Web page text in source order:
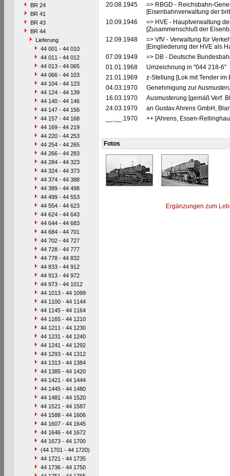
BR 24
BR 41
BR 43
BR 44
Lieferung
44 001 - 44 010
44 011 - 44 012
44 013 - 44 065
44 066 - 44 103
44 104 - 44 123
44 124 - 44 139
44 140 - 44 146
44 147 - 44 156
44 157 - 44 168
44 169 - 44 219
44 220 - 44 253
44 254 - 44 265
44 266 - 44 283
44 284 - 44 323
44 324 - 44 373
44 374 - 44 388
44 389 - 44 498
44 499 - 44 553
44 554 - 44 623
44 624 - 44 643
44 644 - 44 683
44 684 - 44 701
44 702 - 44 727
44 728 - 44 777
44 778 - 44 832
44 833 - 44 912
44 913 - 44 972
44 973 - 44 1012
44 1013 - 44 1099
44 1100 - 44 1144
44 1145 - 44 1164
44 1165 - 44 1210
44 1211 - 44 1230
44 1231 - 44 1240
44 1241 - 44 1292
44 1293 - 44 1312
44 1313 - 44 1384
44 1385 - 44 1420
44 1421 - 44 1444
44 1445 - 44 1480
44 1481 - 44 1520
44 1521 - 44 1587
44 1588 - 44 1606
44 1607 - 44 1645
44 1646 - 44 1672
44 1673 - 44 1700
(44 1701 - 44 1720)
44 1721 - 44 1735
44 1736 - 44 1750
20.08.1945
=> RBGD - Reichsbahn-
[Eisenbahnverwaltung der
10.09.1946
=> HVE - Hauptverwaltung
[Zusammenschluß der
12.09.1948
=> VfV - Verwaltung für
[Eingliederung der HVE als
07.09.1949
=> DB - Deutsche
01.01.1968
Umzeichnung in "044 218-6"
21.01.1969
z-Stellung [Lok mit Tender im
04.03.1970
Genehmigung zur
16.03.1970
Ausmusterung [gemäß Verf.
24.03.1970
an Gustav Ahrens GmbH,
__.__.1970
++ [Ahrens, Essen-
Fotos
Ergänzungen zum